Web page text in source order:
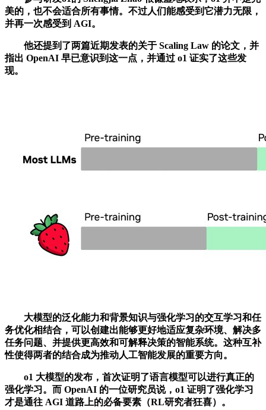
美的，也不会适合所有事情。不过人们能感受到它潜力无限，
并再一次感受到 AGI。
他还提到了两篇近期发表的关于 Scaling Law 的论文，并
指出 OpenAI 早已意识到这一点，并通过 o1 证实了这些发
现。
大模型的泛化能力和背景知识与强化学习的交互学习和任
务优化相结合，可以创建出能够更好地适应复杂环境、解决多
任务问题、并提供更高效和可解释决策的智能系统。这种互补
性使得两者的结合成为推动人工智能发展的重要方向。
o1 大模型的发布，首次证明了语言模型可以进行真正的
强化学习。而 OpenAI 的一位研究员说，o1 证明了强化学习
才是通往 AGI 道路上的必备要素（RL研究者狂喜）。